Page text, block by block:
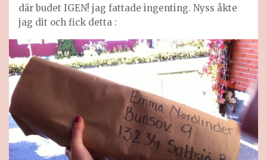
där budet IGEN! jag fattade ingenting. Nyss åkte
jag dit och fick detta :